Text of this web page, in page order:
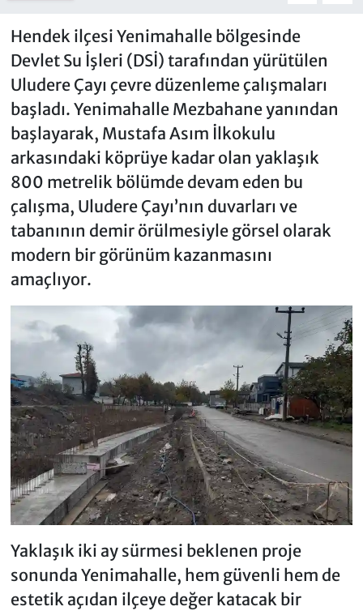
Hendek ilçesi Yenimahalle bölgesinde
Devlet Su İşleri (DSİ) tarafından yürütülen
Uludere Çayı çevre düzenleme çalışmaları
başladı. Yenimahalle Mezbahane yanından
başlayarak, Mustafa Asım İlkokulu
arkasındaki köprüye kadar olan yaklaşık
800 metrelik bölümde devam eden bu
çalışma, Uludere Çayı’nın duvarları ve
tabanının demir örülmesiyle görsel olarak
modern bir görünüm kazanmasını
amaçlıyor.
Yaklaşık iki ay sürmesi beklenen proje
sonunda Yenimahalle, hem güvenli hem de
estetik açıdan ilçeye değer katacak bir